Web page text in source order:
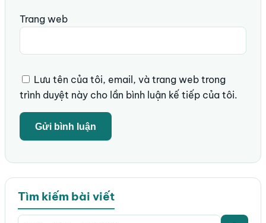
Trang web
Lưu tên của tôi, email, và trang web trong
trình duyệt này cho lần bình luận kế tiếp của tôi.
Tìm kiếm bài viết